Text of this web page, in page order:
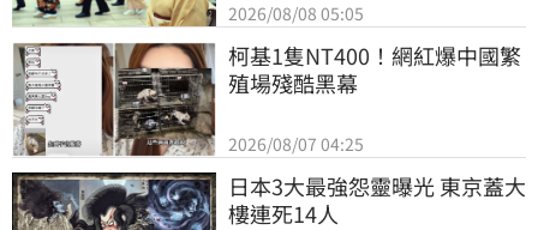
2026/08/08 05:05
柯基1隻NT400！網紅爆中國繁
殖場殘酷黑幕
2026/08/07 04:25
日本3大最強怨靈曝光 東京蓋大
樓連死14人